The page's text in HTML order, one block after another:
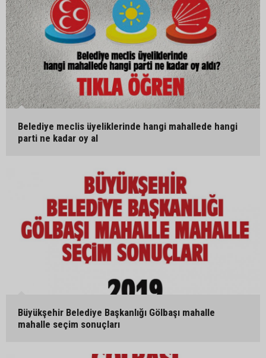
Belediye meclis üyeliklerinde hangi mahallede hangi
parti ne kadar oy al
Büyükşehir Belediye Başkanlığı Gölbaşı mahalle
mahalle seçim sonuçları